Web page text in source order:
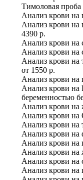
Тимоловая проба
Анализ крови на
Анализ крови на
4390 р.
Анализ крови на
Анализ крови
Анализ крови на
от 1550 р.
Анализ крови на
Анализ крови на
беременностью
Анализ крови на
Анализ крови
Анализ крови на
Анализ крови на
Анализ крови на
Анализ крови
Анализ крови
Анализ крови на